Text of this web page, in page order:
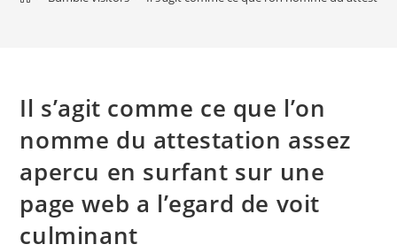
Il s’agit comme ce que l’on
nomme du attestation assez
apercu en surfant sur une
page web a l’egard de voit
culminant